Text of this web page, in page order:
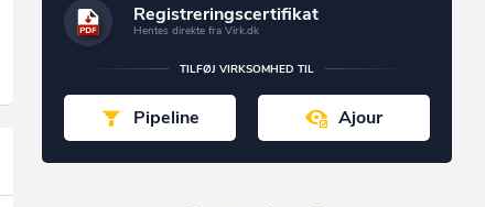
Registreringscertifikat
Hentes direkte fra Virk.dk
TILFØJ VIRKSOMHED TIL
Pipeline Ajour